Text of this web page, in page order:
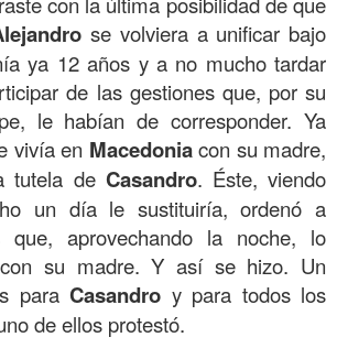
se volviera a unificar bajo
ya 12 años y a no mucho tardar
de las gestiones que, por su
le habían de corresponder. Ya
vivía en Macedoniacon su madre,
tutela de Casandro. Éste, viendo
un día le sustituiría, ordenó a
que, aprovechando la noche, lo
su madre. Y así se hizo. Un
paraCasandro y para todos los
de ellos protestó.